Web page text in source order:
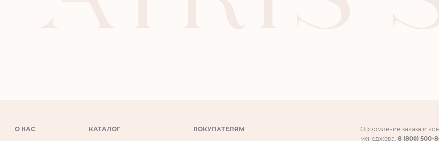
О НАС
КАТАЛОГ
ПОКУПАТЕЛЯМ
Оформление заказа и
менеджера: 8 (800) 500-